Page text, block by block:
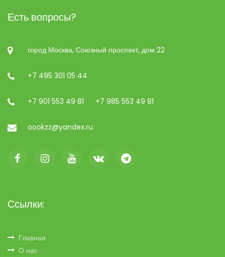
Есть вопросы?
город Москва, Союзный проспект, дом 22
+7 495 301 05 44
+7 901 553 49 81 +7 985 553 49 81
oookzz@yandex.ru
Ссылки:
Главная
О нас